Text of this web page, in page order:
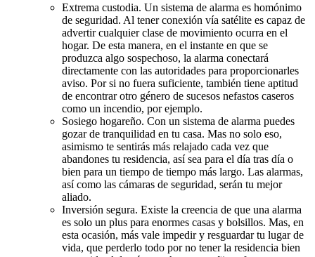
Extrema custodia. Un sistema de alarma es homónimo
de seguridad. Al tener conexión vía satélite es capaz de
advertir cualquier clase de movimiento ocurra en el
hogar. De esta manera, en el instante en que se
produzca algo sospechoso, la alarma conectará
directamente con las autoridades para proporcionarles
aviso. Por si no fuera suficiente, también tiene aptitud
de encontrar otro género de sucesos nefastos caseros
como un incendio, por ejemplo.
Sosiego hogareño. Con un sistema de alarma puedes
gozar de tranquilidad en tu casa. Mas no solo eso,
asimismo te sentirás más relajado cada vez que
abandones tu residencia, así sea para el día tras día o
bien para un tiempo de tiempo más largo. Las alarmas,
así como las cámaras de seguridad, serán tu mejor
aliado.
Inversión segura. Existe la creencia de que una alarma
es solo un plus para enormes casas y bolsillos. Mas, en
esta ocasión, más vale impedir y resguardar tu lugar de
vida, que perderlo todo por no tener la residencia bien